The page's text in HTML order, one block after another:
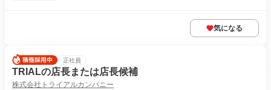
気になる
正社員
TRIALの店長または店長候補
株式会社トライアルカンパニー